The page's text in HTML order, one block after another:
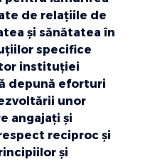
de relațiile de
și sănătatea în
specifice
instituției
depună eforturi
unor
angajați și
reciproc și
și